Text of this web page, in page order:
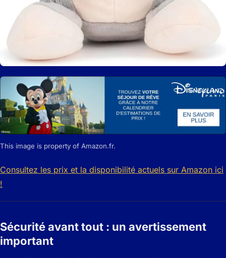
This image is property of Amazon.fr.
Consultez les prix et la disponibilité actuels sur Amazon ici
!
Sécurité avant tout : un avertissement
important